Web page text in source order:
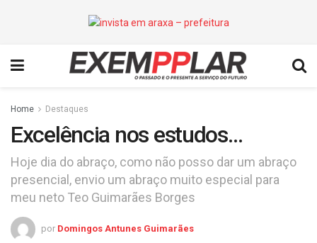
Home Destaques
Excelência nos estudos…
Hoje dia do abraço, como não posso dar um abraço
presencial, envio um abraço muito especial para
meu neto Teo Guimarães Borges
por Domingos Antunes Guimarães